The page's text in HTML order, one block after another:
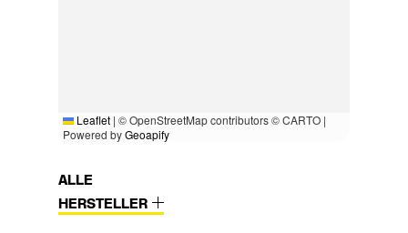
Leaflet | © OpenStreetMap contributors © CARTO |
Powered byGeoapify
ALLE
HERSTELLER